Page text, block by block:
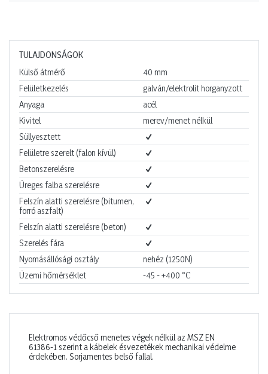
TULAJDONSÁGOK
Külső átmérő
40 mm
Felületkezelés
galván/elektrolit horganyzott
Anyaga
acél
Kivitel
merev/menet nélkül
Süllyesztett
Felületre szerelt (falon kívül)
Betonszerelésre
Üreges falba szerelésre
Felszín alatti szerelésre (bitumen,
forró aszfalt)
Felszín alatti szerelésre (beton)
Szerelés fára
Nyomásállósági osztály
nehéz (1250N)
Üzemi hőmérséklet
-45 - +400 °C
Elektromos védőcső menetes végek nélkül az MSZ EN
61386-1 szerint a kábelek ésvezetékek mechanikai védelme
érdekében. Sorjamentes belső fallal.